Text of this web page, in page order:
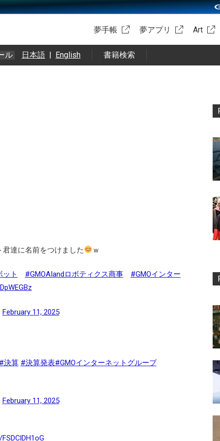
夢手帳 夢アプリ Art
ル 日本語 | English 書籍検索
達に名前をつけました ｗ
ット #GMOAIandロボティクス商事
#GMOインター
February 11, 2025
決算 #決算発表#GMOインターネットグループ
February 11, 2025